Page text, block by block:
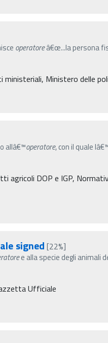
operatoreâ€œ...la persona
Ministero delle
allâ€™operatore, con il quale
agricoli DOP e IGP,
signed [22%]
e alla specie degli animali
Ufficiale